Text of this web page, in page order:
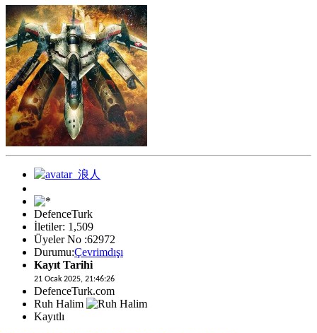
DefenceTurk
İletiler: 1,509
Üyeler No :62972
Durumu:Çevrimdışı
Kayıt Tarihi
21 Ocak 2025, 21:46:26
DefenceTurk.com
Ruh Halim
Kayıtlı